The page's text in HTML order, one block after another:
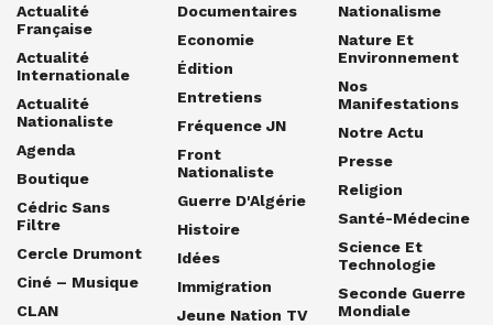
Actualité
Française
Actualité
Internationale
Actualité
Nationaliste
Agenda
Boutique
Cédric Sans
Filtre
Cercle Drumont
Ciné – Musique
CLAN
Documentaires
Economie
Édition
Entretiens
Fréquence JN
Front
Nationaliste
Guerre D'Algérie
Histoire
Idées
Immigration
Jeune Nation TV
Nationalisme
Nature Et
Environnement
Nos
Manifestations
Notre Actu
Presse
Religion
Santé-Médecine
Science Et
Technologie
Seconde Guerre
Mondiale